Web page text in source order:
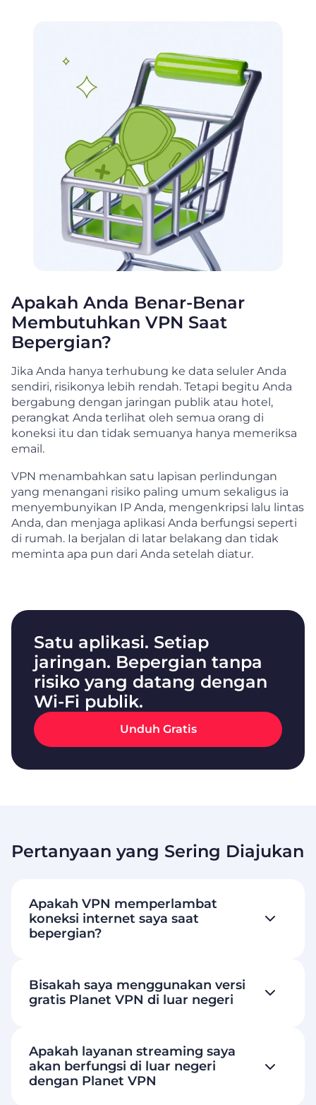
Apakah Anda Benar-Benar
Membutuhkan VPN Saat
Bepergian?
Jika Anda hanya terhubung ke data seluler Anda
sendiri, risikonya lebih rendah. Tetapi begitu Anda
bergabung dengan jaringan publik atau hotel,
perangkat Anda terlihat oleh semua orang di
koneksi itu dan tidak semuanya hanya memeriksa
email.
VPN menambahkan satu lapisan perlindungan
yang menangani risiko paling umum sekaligus ia
menyembunyikan IP Anda, mengenkripsi lalu lintas
Anda, dan menjaga aplikasi Anda berfungsi seperti
di rumah. Ia berjalan di latar belakang dan tidak
meminta apa pun dari Anda setelah diatur.
Satu aplikasi. Setiap
jaringan. Bepergian tanpa
risiko yang datang dengan
Wi-Fi publik.
Unduh Gratis
Pertanyaan yang Sering Diajukan
Apakah VPN memperlambat
koneksi internet saya saat
bepergian?
Bisakah saya menggunakan versi
gratis Planet VPN di luar negeri
Apakah layanan streaming saya
akan berfungsi di luar negeri
dengan Planet VPN